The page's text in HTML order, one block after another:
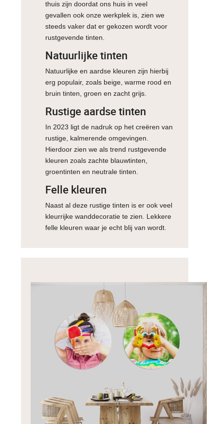
thuis zijn doordat ons huis in veel
gevallen ook onze werkplek is, zien we
steeds vaker dat er gekozen wordt voor
rustgevende tinten.
Natuurlijke tinten
Natuurlijke en aardse kleuren zijn hierbij
erg populair, zoals beige, warme rood en
bruin tinten, groen en zacht grijs.
Rustige aardse tinten
In 2023 ligt de nadruk op het creëren van
rustige, kalmerende omgevingen.
Hierdoor zien we als trend rustgevende
kleuren zoals zachte blauwtinten,
groentinten en neutrale tinten.
Felle kleuren
Naast al deze rustige tinten is er ook veel
kleurrijke wanddecoratie te zien. Lekkere
felle kleuren waar je echt blij van wordt.